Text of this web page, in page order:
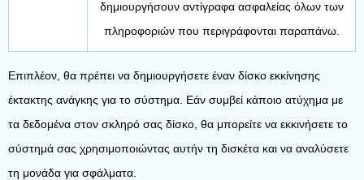
δημιουργήσουν αντίγραφα ασφαλείας όλων των
πληροφοριών που περιγράφονται παραπάνω.
Επιπλέον, θα πρέπει να δημιουργήσετε έναν δίσκο εκκίνησης
έκτακτης ανάγκης για το σύστημα. Εάν συμβεί κάποιο ατύχημα με
τα δεδομένα στον σκληρό σας δίσκο, θα μπορείτε να εκκινήσετε το
σύστημά σας χρησιμοποιώντας αυτήν τη δισκέτα και να αναλύσετε
τη μονάδα για σφάλματα.